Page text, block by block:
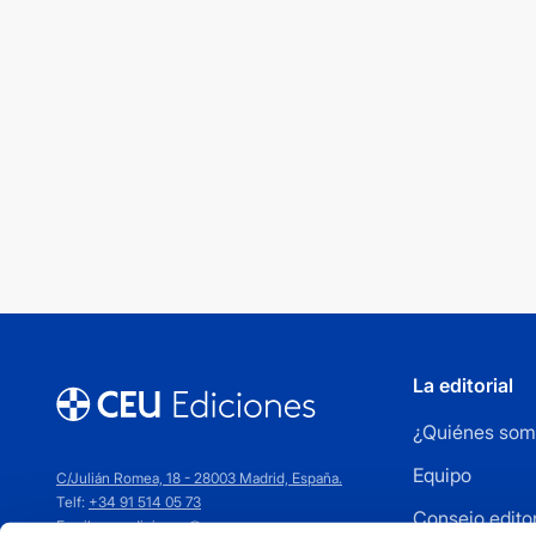
C/Julián Romea, 18 - 28003 Madrid, España.
Telf: +34 91 514 05 73
Email:ceuediciones@ceu.es
La editorial
¿Quiénes
Equipo
Consejo